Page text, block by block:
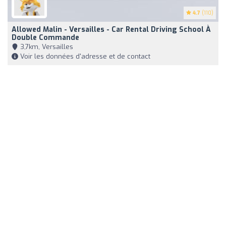
4.7 (110)
Allowed Malin - Versailles - Car Rental Driving School À
Double Commande
3,7km, Versailles
Voir les données d'adresse et de contact